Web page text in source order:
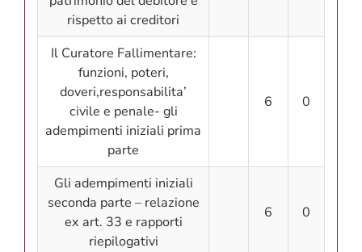
rispetto ai creditori
Il Curatore Fallimentare:
funzioni, poteri,
doveri,responsabilita’
civile e penale- gli
adempimenti iniziali prima
parte
6 0
Gli adempimenti iniziali
seconda parte – relazione
ex art. 33 e rapporti
riepilogativi
6 0